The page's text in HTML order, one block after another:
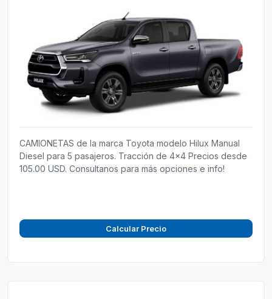
CAMIONETAS de la marca Toyota modelo Hilux Manual
Diesel para 5 pasajeros. Tracción de 4x4 Precios desde
105.00 USD. Consultanos para más opciones e info!
Calcular Precio